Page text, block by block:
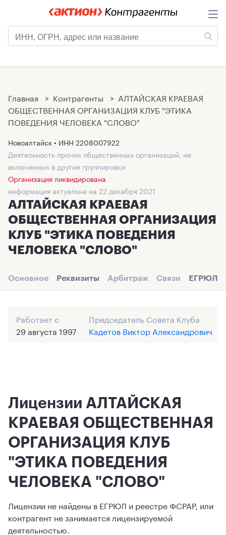
Главная > Контрагенты > АЛТАЙСКАЯ КРАЕВАЯ
ОБЩЕСТВЕННАЯ ОРГАНИЗАЦИЯ КЛУБ "ЭТИКА
ПОВЕДЕНИЯ ЧЕЛОВЕКА "СЛОВО"
Новоалтайск • ИНН 2208007922
Деятельность прочих общественных организаций, не
включенных в другие группировки
Организация ликвидирована
информация актуальна на 22 декабря 2021
АЛТАЙСКАЯ КРАЕВАЯ
ОБЩЕСТВЕННАЯ ОРГАНИЗАЦИЯ
КЛУБ "ЭТИКА ПОВЕДЕНИЯ
ЧЕЛОВЕКА "СЛОВО"
Основное Реквизиты Арбитраж Связи ЕГРЮЛ
Работает с
29 августа 1997
Председатель Совета Клуба
Кадетов Виктор Александрович
Лицензии АЛТАЙСКАЯ
КРАЕВАЯ ОБЩЕСТВЕННАЯ
ОРГАНИЗАЦИЯ КЛУБ
"ЭТИКА ПОВЕДЕНИЯ
ЧЕЛОВЕКА "СЛОВО"
Лицензии не найдены в ЕГРЮЛ и реестре ФСРАР, или
контрагент не занимается лицензируемой
деятельностью.